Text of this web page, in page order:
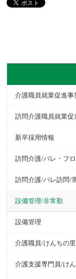
介護職員就業促進事
訪問介護職員就業促
新卒採用情報
訪問介護/パレ・フ
訪問介護/パレ訪問/
設備管理/非常勤
設備管理
介護職員/けんちの
介護支援専門員/け